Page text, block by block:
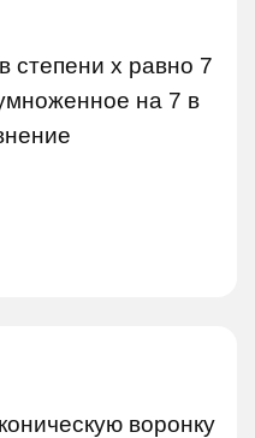
степени х равно 7
на 7 в
воронку